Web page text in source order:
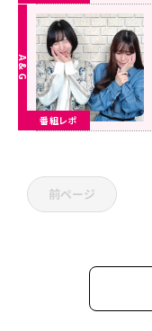
番組レポ
前ページ